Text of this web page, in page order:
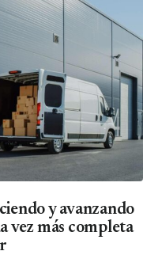
y avanzando
vez más completa